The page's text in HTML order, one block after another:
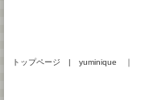
トップページ | yuminique ｜